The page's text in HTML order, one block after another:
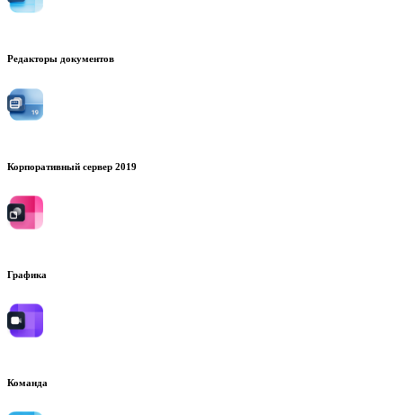
Редакторы документов
Корпоративный сервер 2019
Графика
Команда